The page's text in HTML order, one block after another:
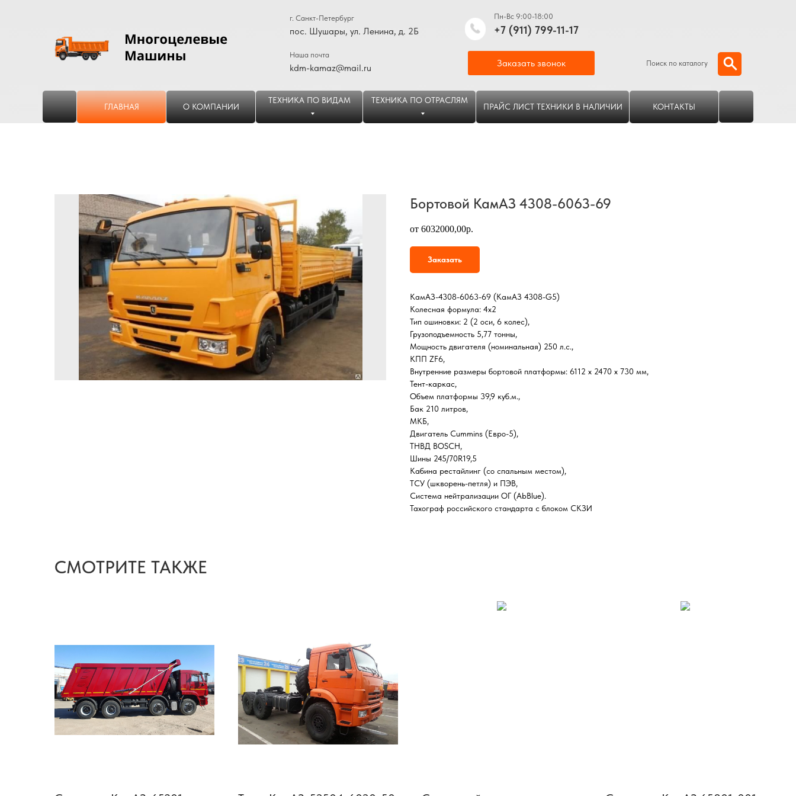
+7 (911) 799-11-17
Пн-Вс 9:00-18:00
kdm-kamaz@mail.ru
Наша почта
Заказать звонок Поиск по каталогу
пос. Шушары, ул. Ленина, д. 2Б
г. Санкт-Петербург
ГЛАВНАЯ О КОМПАНИИ
ТЕХНИКА ПО ВИДАМ ТЕХНИКА ПО ОТРАСЛЯМ
ПРАЙС ЛИСТ ТЕХНИКИ В НАЛИЧИИ КОНТАКТЫ
Бортовой КамАЗ 4308-6063-69
от 6032000,00р.
Заказать
КамАЗ-4308-6063-69 (КамАЗ 4308-G5)
Колесная формула: 4х2
Тип ошиновки: 2 (2 оси, 6 колес),
Грузоподъемность 5,77 тонны,
Мощность двигателя (номинальная) 250 л.с.,
КПП ZF6,
Внутренние размеры бортовой платформы: 6112 х 2470 х 730 мм,
Тент-каркас,
Объем платформы 39,9 куб.м.,
Бак 210 литров,
МКБ,
Двигатель Cummins (Евро-5),
ТНВД BOSCH,
Шины 245/70R19,5
Кабина рестайлинг (со спальным местом),
ТСУ (шкворень-петля) и ПЭВ,
Система нейтрализации ОГ (AbBlue).
Тахограф российского стандарта с блоком СКЗИ
СМОТРИТЕ ТАКЖЕ